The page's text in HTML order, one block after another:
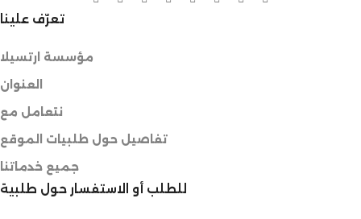
تعرّف علينا
مؤسسة ارتسيلا
العنوان
نتعامل مع
تفاصيل حول طلبيات الموقع
جميع خدماتنا
للطلب أو الاستفسار حول طلبية